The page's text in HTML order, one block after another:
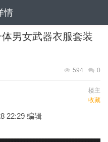
情
男女武器衣服套装
0
594
楼主
收藏
22:29 编辑